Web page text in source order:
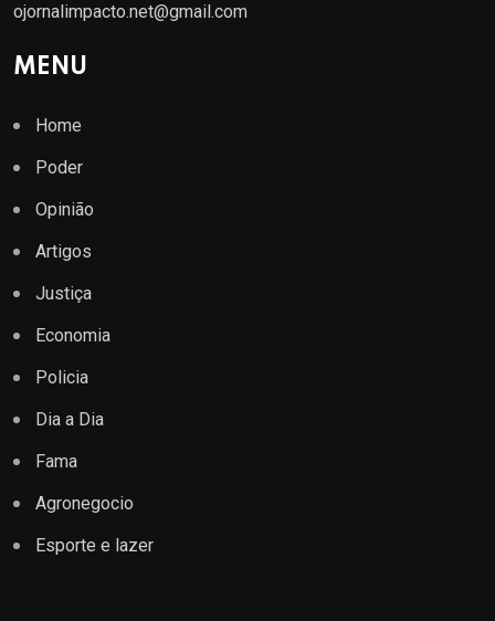
ojornalimpacto.net@gmail.com
MENU
Home
Poder
Opinião
Artigos
Justiça
Economia
Policia
Dia a Dia
Fama
Agronegocio
Esporte e lazer